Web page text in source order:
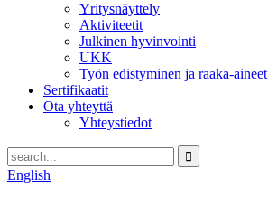
Yritysnäyttely
Aktiviteetit
Julkinen hyvinvointi
UKK
Työn edistyminen ja raaka-aineet
Sertifikaatit
Ota yhteyttä
Yhteystiedot
English